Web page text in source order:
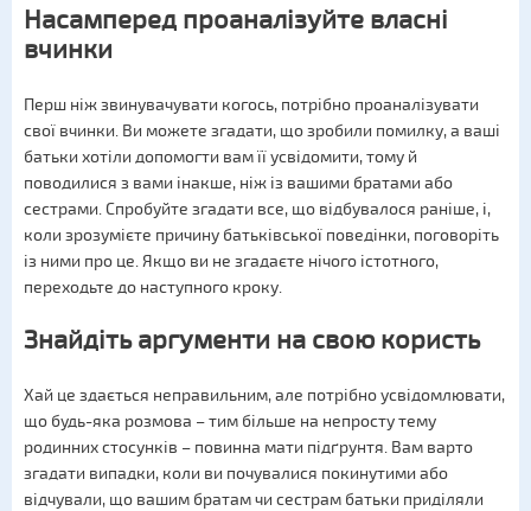
Насамперед проаналізуйте власні
вчинки
Перш ніж звинувачувати когось, потрібно проаналізувати
свої вчинки. Ви можете згадати, що зробили помилку, а ваші
батьки хотіли допомогти вам її усвідомити, тому й
поводилися з вами інакше, ніж із вашими братами або
сестрами. Спробуйте згадати все, що відбувалося раніше, і,
коли зрозумієте причину батьківської поведінки, поговоріть
із ними про це. Якщо ви не згадаєте нічого істотного,
переходьте до наступного кроку.
Знайдіть аргументи на свою користь
Хай це здається неправильним, але потрібно усвідомлювати,
що будь-яка розмова – тим більше на непросту тему
родинних стосунків – повинна мати підґрунтя. Вам варто
згадати випадки, коли ви почувалися покинутими або
відчували, що вашим братам чи сестрам батьки приділяли